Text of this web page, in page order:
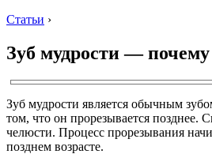
Статьи ›
Зуб мудрости —
Зуб мудрости является обычным
том, что он прорезывается позднее.
челюсти. Процесс прорезывания
позднем возрасте.